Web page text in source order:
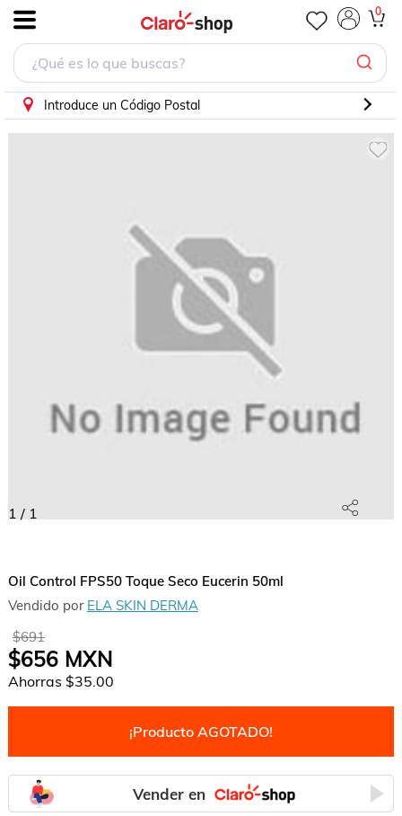
0
Introduce un Código Postal
1 / 1
Oil Control FPS50 Toque Seco Eucerin 50ml
Vendido por ELA SKIN DERMA
$691
$656MXN
Ahorras $35.00
¡Producto AGOTADO!
Vender en